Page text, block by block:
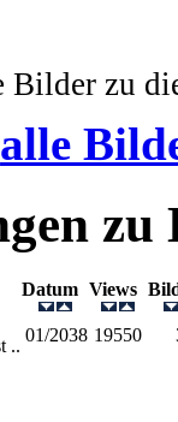
Bilder zu
alle
zu
Datum Views
..
01/2038 19550